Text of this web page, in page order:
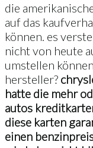
die
auf das
können. es
nicht von heute
umstellen
hersteller?
hatte die mehr
autos
diese karten
einen